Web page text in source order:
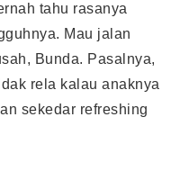
tahu rasanya
Mau jalan
Bunda. Pasalnya,
rela kalau anaknya
sekedar refreshing